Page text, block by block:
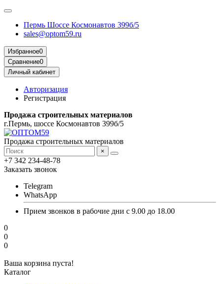
Пермь Шоссе Космонавтов 399б/5
sales@optom59.ru
Избранное0
Сравнение0
Личный кабинет
Авторизация
Регистрация
Продажа строительных материалов
г.Пермь, шоссе Космонавтов 399б/5
Продажа строительных материалов
×
+7 342 234-48-78
Заказать звонок
Telegram
WhatsApp
Прием звонков в рабочие дни с 9.00 до 18.00
0
0
0
Ваша корзина пуста!
Каталог